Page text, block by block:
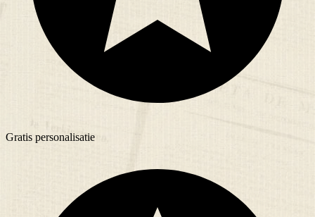
Gratis personalisatie